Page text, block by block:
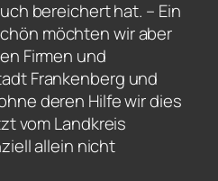
bereichert hat. – Ein
möchten wir aber
Firmen und
Frankenberg und
deren Hilfe wir dies
vom Landkreis
allein nicht